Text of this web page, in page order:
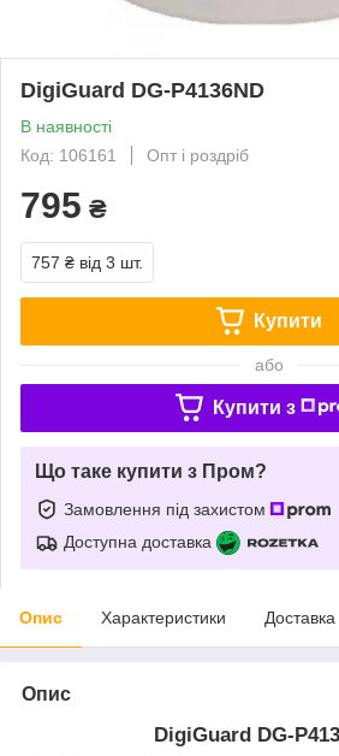
DigiGuard DG-P4136ND
В наявності
Код: 106161
Опт і роздріб
795 ₴
757 ₴ від 3 шт.
Купити
або
Купити з
Що таке купити з Пром?
Замовлення під захистом
Доступна доставка
Опис Характеристики Доставка
Опис
DigiGuard DG-